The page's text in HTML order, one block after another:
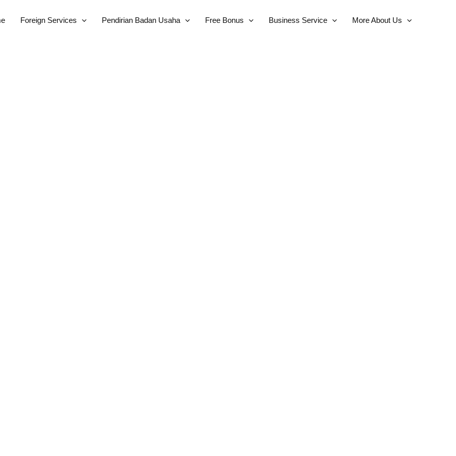
Foreign Services Pendirian Badan Usaha Free Bonus Business Service More About Us